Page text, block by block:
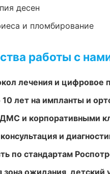
десен
и пломбирование
работы с
лечения и цифровое
10 лет на импланты и
и корпоративными
и
по стандартам
ожидания, детский